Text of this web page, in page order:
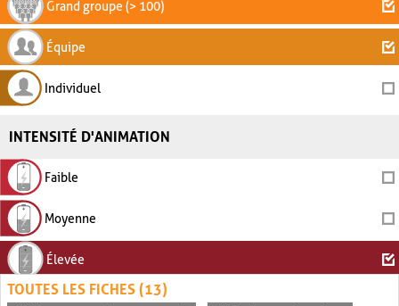
Grand groupe (> 100)
Équipe
Individuel
INTENSITÉ D'ANIMATION
Faible
Moyenne
Élevée
TOUTES LES FICHES (13)